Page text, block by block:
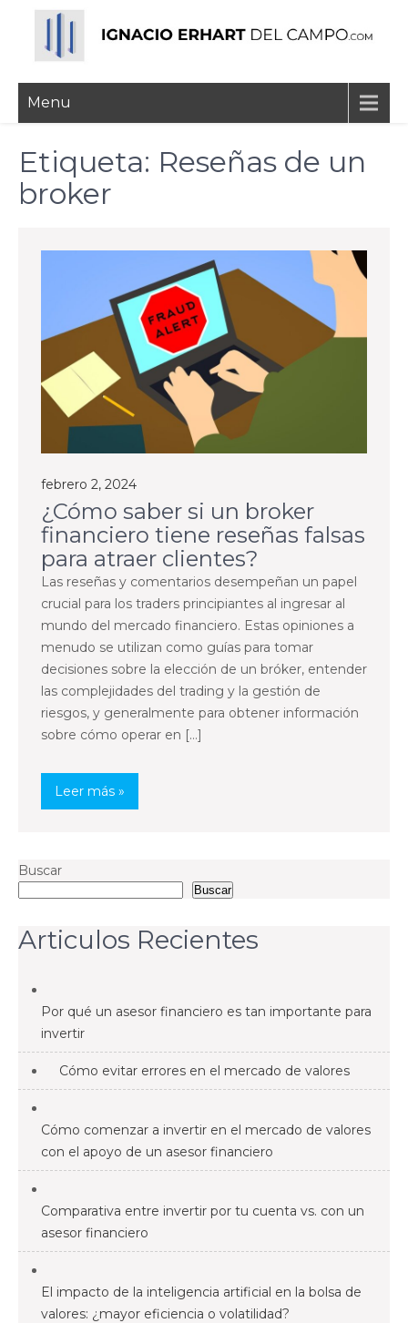
content
Ignacio Erhart del
Campo
Menu
Etiqueta: Reseñas de un
broker
febrero 2, 2024
¿Cómo saber si un broker
financiero tiene reseñas falsas
para atraer clientes?
Las reseñas y comentarios desempeñan un papel
crucial para los traders principiantes al ingresar al
mundo del mercado financiero. Estas opiniones a
menudo se utilizan como guías para tomar
decisiones sobre la elección de un bróker, entender
las complejidades del trading y la gestión de
riesgos, y generalmente para obtener información
sobre cómo operar en […]
Leer más »
Buscar
Buscar
Articulos Recientes
Por qué un asesor financiero es tan importante para
invertir
Cómo evitar errores en el mercado de valores
Cómo comenzar a invertir en el mercado de valores
con el apoyo de un asesor financiero
Comparativa entre invertir por tu cuenta vs. con un
asesor financiero
El impacto de la inteligencia artificial en la bolsa de
valores: ¿mayor eficiencia o volatilidad?